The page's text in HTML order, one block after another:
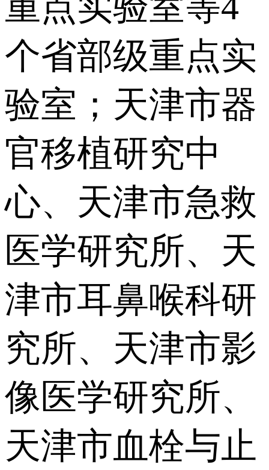
个省部级重点实
验室；天津市器
官移植研究中
心、天津市急救
医学研究所、天
津市耳鼻喉科研
究所、天津市影
像医学研究所、
天津市血栓与止